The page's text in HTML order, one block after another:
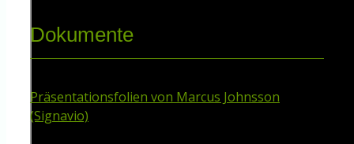
Dokumente
Präsentationsfolien von Marcus Johnsson
(Signavio)